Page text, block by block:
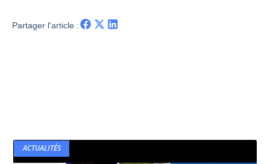
Partager l'article :
ACTUALITÉS